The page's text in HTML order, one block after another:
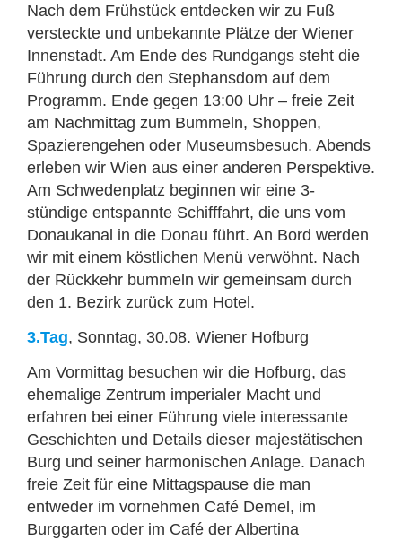
Nach dem Frühstück entdecken wir zu Fuß
versteckte und unbekannte Plätze der Wiener
Innenstadt. Am Ende des Rundgangs steht die
Führung durch den Stephansdom auf dem
Programm. Ende gegen 13:00 Uhr – freie Zeit
am Nachmittag zum Bummeln, Shoppen,
Spazierengehen oder Museumsbesuch. Abends
erleben wir Wien aus einer anderen Perspektive.
Am Schwedenplatz beginnen wir eine 3-
stündige entspannte Schifffahrt, die uns vom
Donaukanal in die Donau führt. An Bord werden
wir mit einem köstlichen Menü verwöhnt. Nach
der Rückkehr bummeln wir gemeinsam durch
den 1. Bezirk zurück zum Hotel.
3.Tag, Sonntag, 30.08. Wiener Hofburg
Am Vormittag besuchen wir die Hofburg, das
ehemalige Zentrum imperialer Macht und
erfahren bei einer Führung viele interessante
Geschichten und Details dieser majestätischen
Burg und seiner harmonischen Anlage. Danach
freie Zeit für eine Mittagspause die man
entweder im vornehmen Café Demel, im
Burggarten oder im Café der Albertina